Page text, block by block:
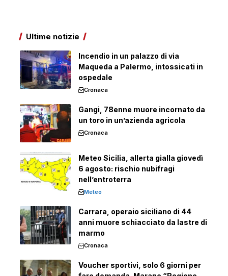
Ultime notizie
Incendio in un palazzo di via
Maqueda a Palermo, intossicati in
ospedale
Cronaca
Gangi, 78enne muore incornato da
un toro in un’azienda agricola
Cronaca
Meteo Sicilia, allerta gialla giovedì
6 agosto: rischio nubifragi
nell’entroterra
Meteo
Carrara, operaio siciliano di 44
anni muore schiacciato da lastre di
marmo
Cronaca
Voucher sportivi, solo 6 giorni per